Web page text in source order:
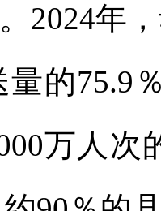
2024年
的75.9
万人次